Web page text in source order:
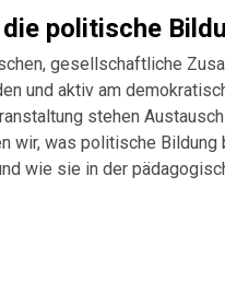
politische
gesellschaftliche
und aktiv am
stehen
wir, was politische
wie sie in der